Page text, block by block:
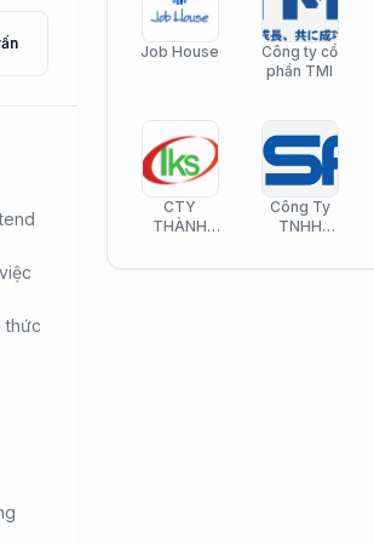
thức
Job House
Công ty cổ
phần TMI
CTY
THÀNH
PHAMATECH
Công Ty
TNHH
Phần Mềm